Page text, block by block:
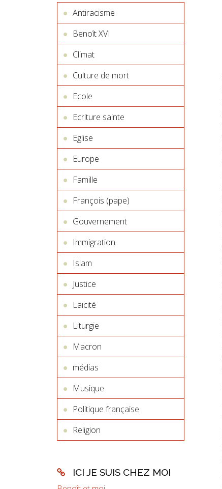
Antiracisme
Benoît XVI
Climat
Culture de mort
Ecole
Ecriture sainte
Eglise
Europe
Famille
François (pape)
Gouvernement
Immigration
Islam
Justice
Laïcité
Liturgie
Macron
médias
Musique
Politique française
Religion
ICI JE SUIS CHEZ MOI